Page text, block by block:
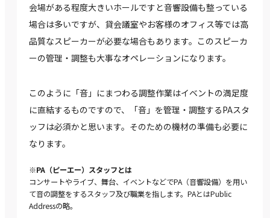
会場がある程度大きいホールですと音響設備も整っている
場合は多いですが、貸会議室やお客様のオフィス等では高
品質なスピーカーが必要な場合もあります。このスピーカ
ーの管理・調整も大事なオペレーションになります。
このように「音」にまつわる調整作業はイベントの満足度
に直結するものですので、「音」を管理・調整するPAスタ
ッフは必須かと思います。そのための機材の準備も必要に
なります。
※PA（ピーエー）スタッフとは
コンサートやライブ、舞台、イベントなどでPA（音響設備）を用い
て音の調整をするスタッフ及び職業を指します。PAとはPublic
Addressの略。